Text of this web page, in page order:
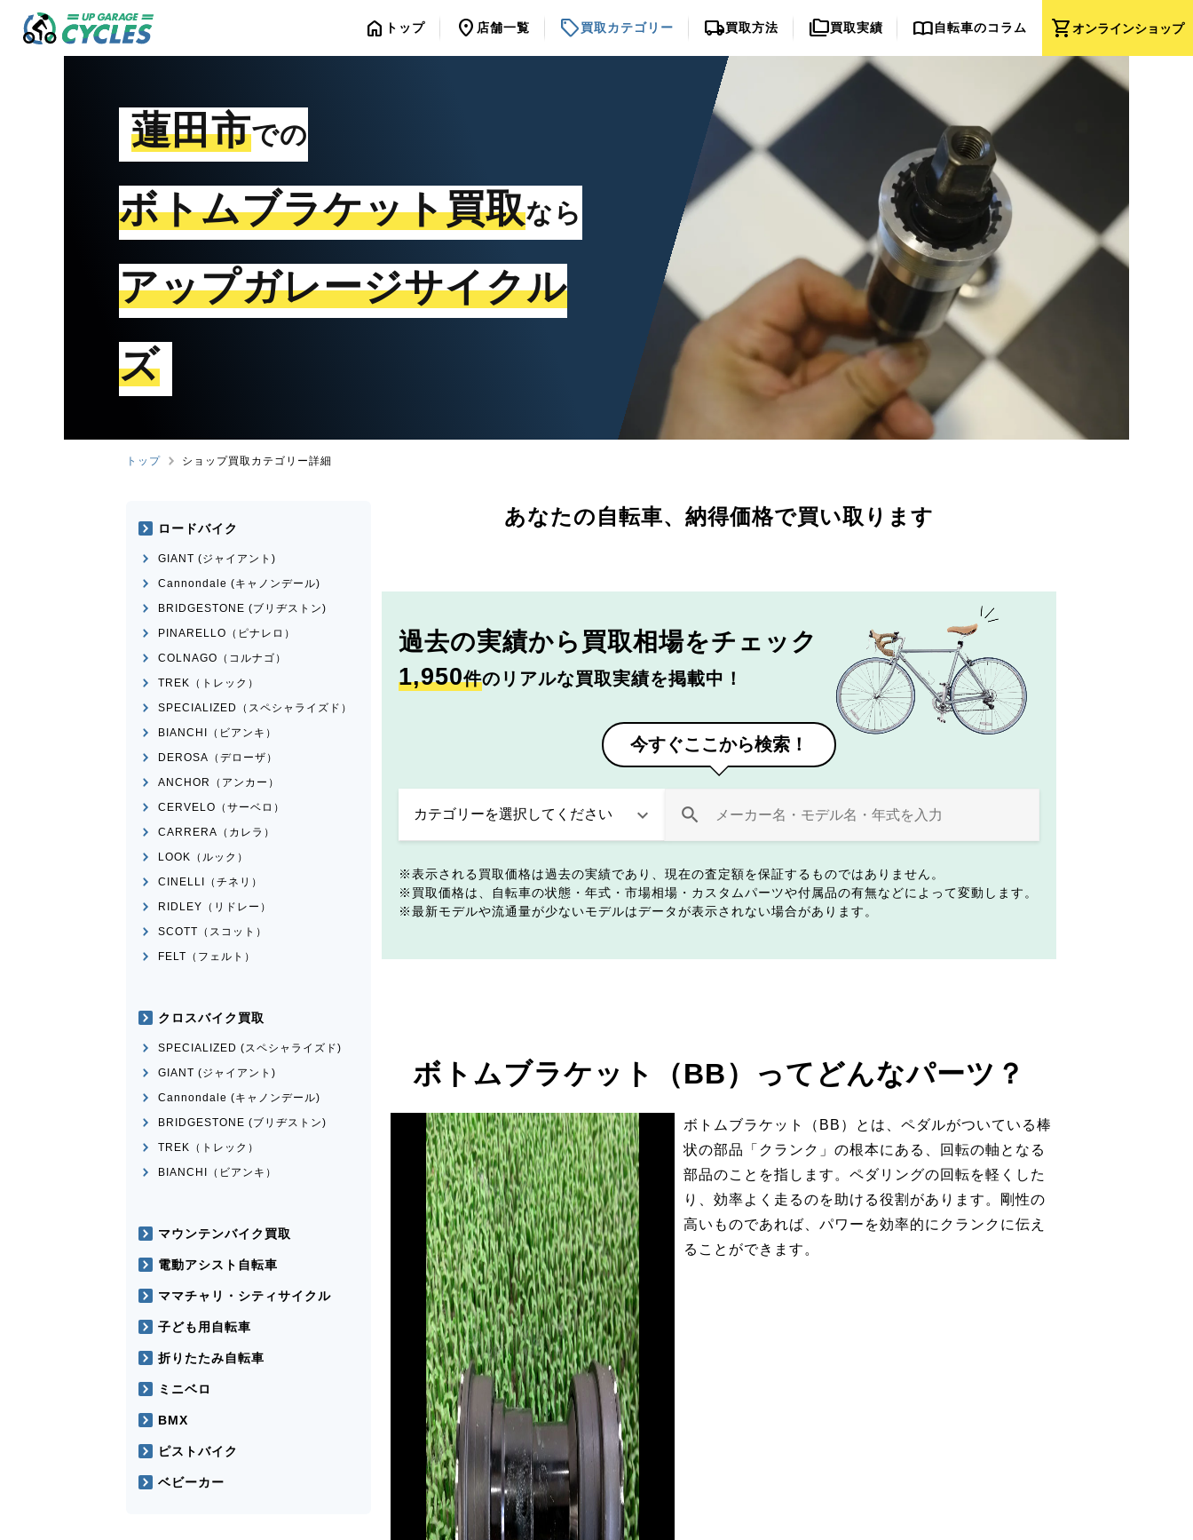
shopping_cartオンラインショップ
home トップ location_on 店舗一覧 sell買取カテゴリー local_shipping買取方法 folder_copy買取実績 import_contacts自転車のコラム
蓮田市での
ボトムブラケット買取なら
アップガレージサイクル
ズ
トップ ショップ買取カテゴリー詳細
あなたの自転車、 納得価格で買い取ります
過去の実績から 買取相場をチェック
1,950件のリアルな買取実績を掲載中！
今すぐここから検索！
表示される買取価格は過去の実績であり、現在の査定額を保証するものではありません。
買取価格は、自転車の状態・年式・市場相場・カスタムパーツや付属品の有無などによって変動します。
最新モデルや流通量が少ないモデルはデータが表示されない場合があります。
ボトムブラケット（BB）ってどんなパーツ？
ボトムブラケット（BB）とは、ペダルがついている棒
状の部品「クランク」の根本にある、回転の軸となる
部品のことを指します。ペダリングの回転を軽くした
り、効率よく走るのを助ける役割があります。剛性の
高いものであれば、パワーを効率的にクランクに伝え
ることができます。
ロードバイク
GIANT (ジャイアント)
Cannondale (キャノンデール)
BRIDGESTONE (ブリヂストン)
PINARELLO（ピナレロ）
COLNAGO（コルナゴ）
TREK（トレック）
SPECIALIZED（スペシャライズド）
BIANCHI（ビアンキ）
DEROSA（デローザ）
ANCHOR（アンカー）
CERVELO（サーベロ）
CARRERA（カレラ）
LOOK（ルック）
CINELLI（チネリ）
RIDLEY（リドレー）
SCOTT（スコット）
FELT（フェルト）
クロスバイク買取
SPECIALIZED (スペシャライズド)
GIANT (ジャイアント)
Cannondale (キャノンデール)
BRIDGESTONE (ブリヂストン)
TREK（トレック）
BIANCHI（ビアンキ）
マウンテンバイク買取
電動アシスト自転車
ママチャリ・シティサイクル
子ども用自転車
折りたたみ自転車
ミニベロ
BMX
ピストバイク
ベビーカー